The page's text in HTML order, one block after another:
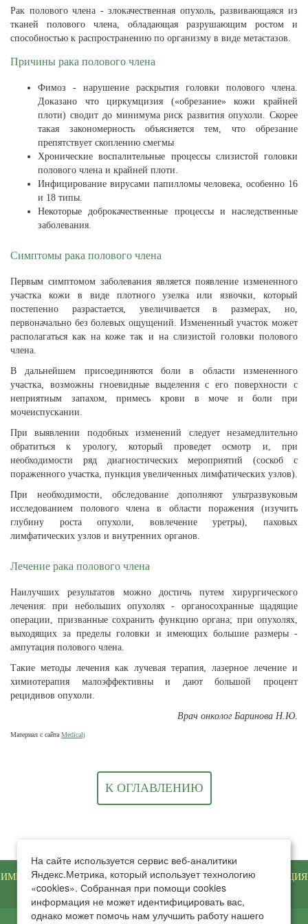
Рак полового члена - злокачественная опухоль, развивающаяся из
тканей полового члена, обладающая разрушающим ростом и
способностью к распространению по организму в виде метастазов.
Причины рака полового члена
Фимоз - нарушение раскрытия головки полового члена.
Доказано что циркумцизия («обрезание» кожи крайней
плоти) сводит до минимума риск развития опухоли. Скорее
такая закономерность объясняется тем, что обрезание
препятствует скоплению смегмы
Хронические воспалительные процессы слизистой головки
полового члена и крайней плоти.
Инфицирование вирусами папилломы человека, особенно 16
и 18 типы.
Некоторые доброкачественные процессы и наследственные
заболевания.
Симптомы рака полового члена
Первым симптомом заболевания является появление измененного
участка кожи в виде плотного узелка или язвочки, который
постепенно разрастается, увеличивается в размерах, но,
первоначально без болевых ощущений. Измененный участок может
располагаться как на коже так и на слизистой головки полового
члена.
В дальнейшем присоединяются боли в области измененного
участка, возможны гноевидные выделения с его поверхности с
неприятным запахом, примесь крови в моче и боли при
мочеиспускании.
При выявлении подобных изменений следует незамедлительно
обратиться к урологу, который проведет осмотр и, при
необходимости ряд диагностических мероприятий (соскоб с
пораженного участка, пункция увеличенных лимфатических узлов).
При необходимости, обследование дополняют ультразвуковым
исследованием полового члена в области поражения (изучить
глубину роста опухоли, вовлечение уретры), паховых
лимфатических узлов и внутренних органов.
Лечение рака полового члена
Наилучших результатов можно достичь путем хирургического
лечения: при небольших опухолях - органосохранные щадящие
операции, призванные сохранить функцию органа; при опухолях,
выходящих за пределы головки и имеющих большие размеры -
ампутация полового члена.
Такие методы лечения как лучевая терапия, лазерное лечение и
химиотерапия малоэффективны и дают большой процент
рецидивов опухоли.
Врач онколог Баринова Н.Ю.
Материал с сайта Medicalj
К ОГЛАВЛЕНИЮ
На сайте используется сервис веб-аналитики
Яндекс.Метрика, который использует технологию
«cookies». Собранная при помощи cookies
информация не может идентифицировать вас,
однако может помочь нам улучшить работу нашего
ИМЕЮТСЯ ПРОТИВОПОКАЗАНИЯ. НЕОБХОДИМА КОНСУЛЬТАЦИЯ
СПЕЦИАЛИСТА